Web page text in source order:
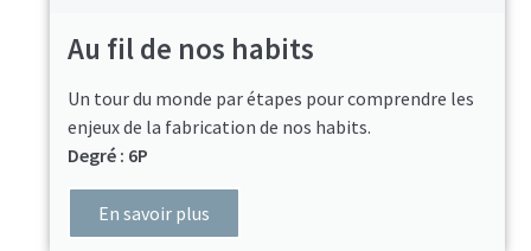
Au fil de nos habits
Un tour du monde par étapes pour comprendre les
enjeux de la fabrication de nos habits.
Degré : 6P
En savoir plus